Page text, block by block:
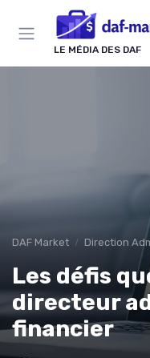
LE MÉDIA DES DAF
DAF Market Direction
Les défis
directeur
financier
Panneau de gestion des